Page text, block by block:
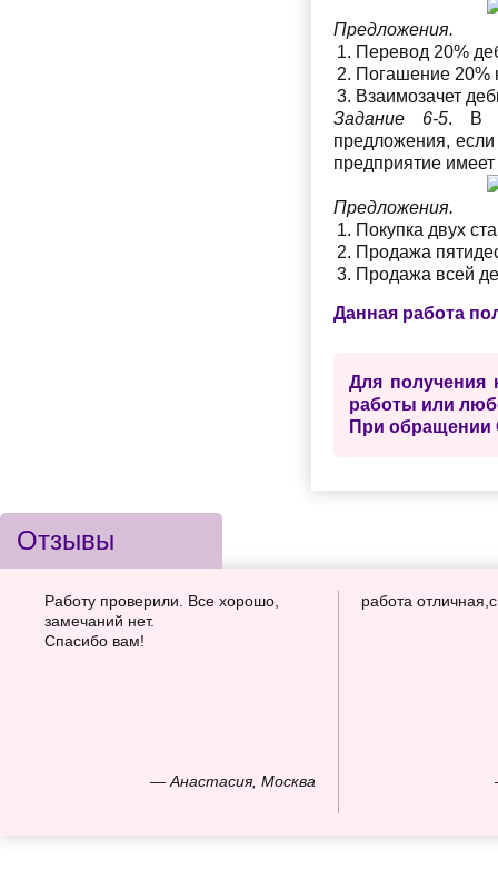
Предложения.
Перевод 20%
Погашение 20%
Взаимозачет
Задание 6-5. В
предложения, если
предприятие
Предложения.
Покупка двух
Продажа
Продажа всей
Данная работа
Для получения
работы или
При обращении
Отзывы
— Анастасия, Москва
Работу проверили. Все хорошо,
замечаний нет.
Спасибо вам!
работа